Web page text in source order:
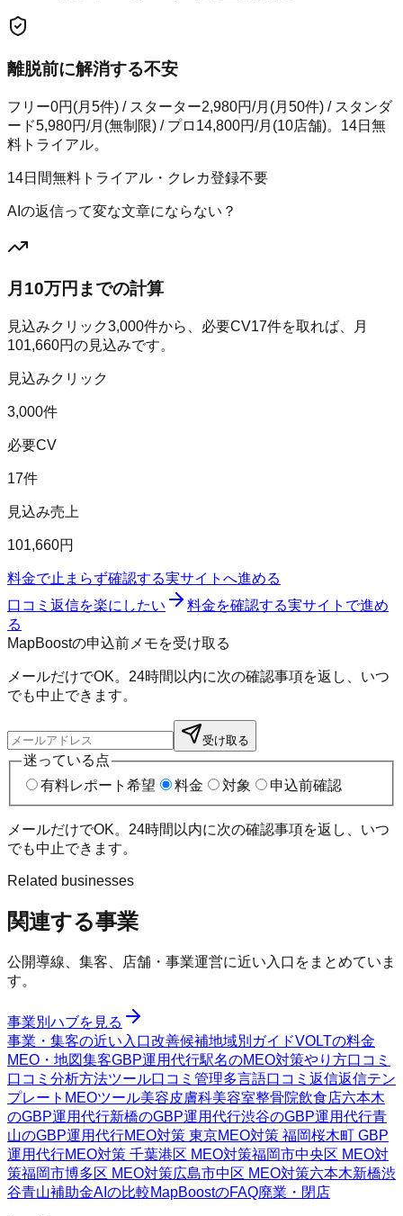
離脱前に解消する不安
フリー0円(月5件) / スターター2,980円/月(月50件) / スタンダ
ード5,980円/月(無制限) / プロ14,800円/月(10店舗)。14日無
料トライアル。
14日間無料トライアル・クレカ登録不要
AIの返信って変な文章にならない？
月10万円までの計算
見込みクリック3,000件から、必要CV17件を取れば、月
101,660円の見込みです。
見込みクリック
3,000件
必要CV
17件
見込み売上
101,660円
料金で止まらず確認する実サイトへ進める
口コミ返信を楽にしたい
料金を確認する実サイトで進め
る
MapBoostの申込前メモを受け取る
メールだけでOK。24時間以内に次の確認事項を返し、いつ
でも中止できます。
受け取る
迷っている点
有料レポート希望
料金 対象 申込前確認
メールだけでOK。24時間以内に次の確認事項を返し、いつ
でも中止できます。
Related businesses
関連する事業
公開導線、集客、店舗・事業運営に近い入口をまとめていま
す。
事業別ハブを見る
事業・集客の近い入口改善候補地域別ガイドVOLTの料金
MEO・地図集客GBP運用代行駅名のMEO対策やり方口コミ
口コミ分析方法ツール口コミ管理多言語口コミ返信返信テン
プレート MEOツール美容皮膚科美容室整骨院飲食店六本木
のGBP運用代行新橋のGBP運用代行渋谷のGBP運用代行青
山のGBP運用代行MEO対策 東京MEO対策 福岡桜木町 GBP
運用代行MEO対策 千葉港区 MEO対策福岡市中央区 MEO対
策福岡市博多区 MEO対策広島市中区 MEO対策六本木新橋渋
谷青山補助金AIの比較MapBoostのFAQ廃業・閉店